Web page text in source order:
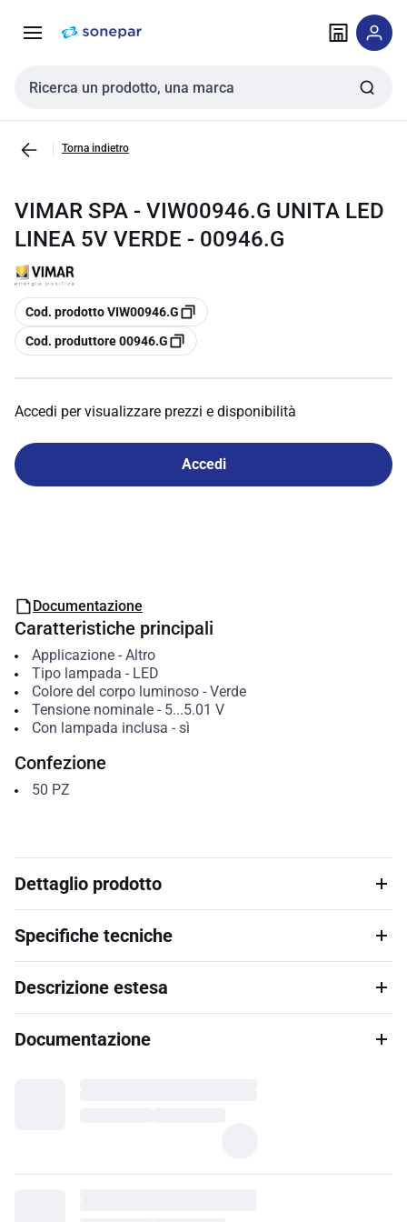
navigazione alla
Cerca input
Torna indietro
VIMAR SPA - VIW00946.G UNITA LED
LINEA 5V VERDE - 00946.G
copia
Cod. prodotto VIW00946.G
copia
Cod. produttore 00946.G
Accedi per visualizzare prezzi e disponibilità
Accedi
Documentazione
Caratteristiche principali
Applicazione- Altro
Tipo lampada - LED
Colore del corpo luminoso- Verde
Tensione nominale- 5...5.01 V
Con lampada inclusa - sì
Confezione
50 PZ
Dettaglio prodotto
Specifiche tecniche
Descrizione estesa
Documentazione